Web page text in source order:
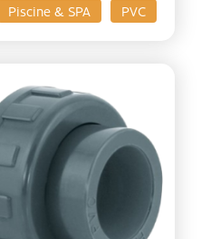
Piscine & SPA PVC